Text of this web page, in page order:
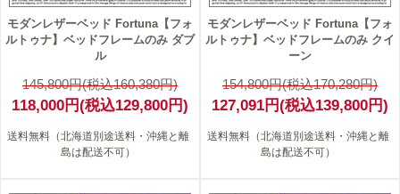
モダンレザーベッド Fortuna【フォ
ルトゥナ】ベッドフレームのみ ダブ
ル
145,800円(税込160,380円)
118,000円(税込129,800円)
送料無料（北海道別途送料・沖縄と離
島は配送不可）
モダンレザーベッド Fortuna【フォ
ルトゥナ】ベッドフレームのみ クイ
ーン
154,800円(税込170,280円)
127,091円(税込139,800円)
送料無料（北海道別途送料・沖縄と離
島は配送不可）